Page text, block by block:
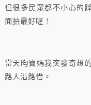
但很多民眾都不小心的
面拍最好喔！
當天昀寶媽我突發奇想
路人沿路借。